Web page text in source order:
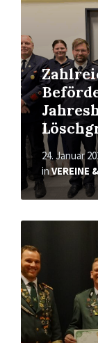
24. Januar
inVEREINE
Read